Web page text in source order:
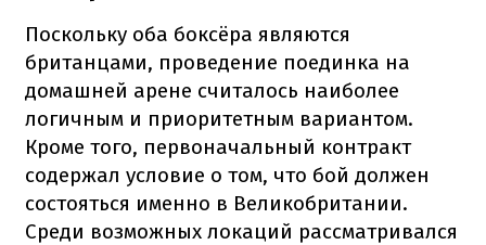
Поскольку оба боксёра являются
британцами, проведение поединка на
домашней арене считалось наиболее
логичным и приоритетным вариантом.
Кроме того, первоначальный контракт
содержал условие о том, что бой должен
состояться именно в Великобритании.
Среди возможных локаций рассматривался